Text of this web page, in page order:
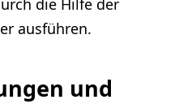
ausführen.
und